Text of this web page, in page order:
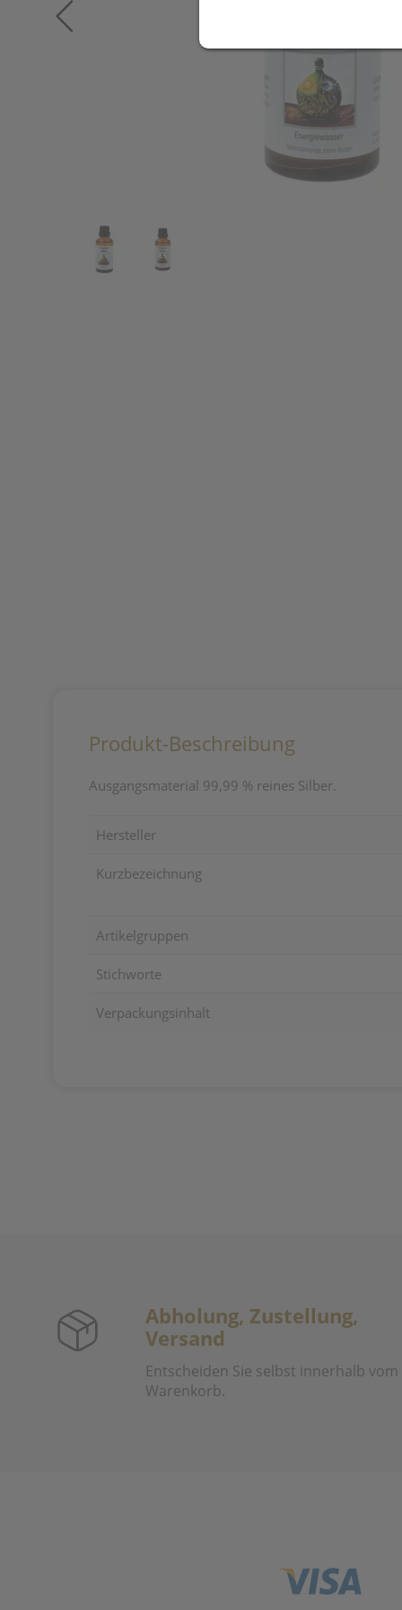
Produkt-Beschreibung
Ausgangsmaterial 99,99 % reines Silber.
Hersteller
Kurzbezeichnung
Artikelgruppen
Stichworte
Verpackungsinhalt
Abholung, Zustellung,
Versand
Entscheiden Sie selbst innerhalb vom
Warenkorb.